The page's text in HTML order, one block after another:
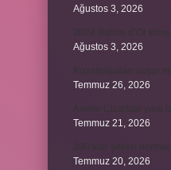
Ağustos 3, 2026
Ağustos 3, 2026
Temmuz 26, 2026
Temmuz 21, 2026
Temmuz 20, 2026